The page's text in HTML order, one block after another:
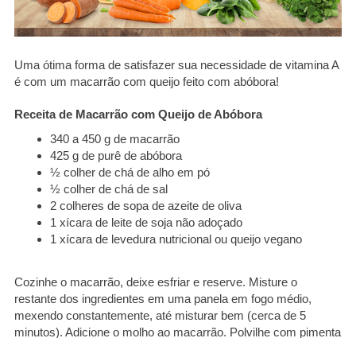
Uma ótima forma de satisfazer sua necessidade de vitamina A
é com um macarrão com queijo feito com abóbora!
Receita de Macarrão com Queijo de Abóbora
340 a 450 g de macarrão
425 g de purê de abóbora
½ colher de chá de alho em pó
½ colher de chá de sal
2 colheres de sopa de azeite de oliva
1 xícara de leite de soja não adoçado
1 xícara de levedura nutricional ou queijo vegano
Cozinhe o macarrão, deixe esfriar e reserve. Misture o
restante dos ingredientes em uma panela em fogo médio,
mexendo constantemente, até misturar bem (cerca de 5
minutos). Adicione o molho ao macarrão. Polvilhe com pimenta